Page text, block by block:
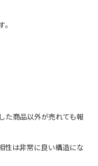
た商品以外が売れても報
性は非常に良い構造にな